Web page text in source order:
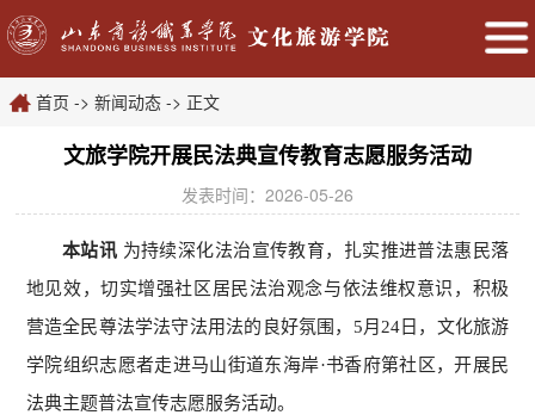
首页 -> 新闻动态 -> 正文
文旅学院开展民法典宣传教育志愿服务活动
发表时间：2026-05-26
本站讯 为持续深化法治宣传教育，扎实推进普法惠民落
地见效，切实增强社区居民法治观念与依法维权意识，积极
营造全民尊法学法守法用法的良好氛围，5月24日，文化旅游
学院组织志愿者走进马山街道东海岸·书香府第社区，开展民
法典主题普法宣传志愿服务活动。